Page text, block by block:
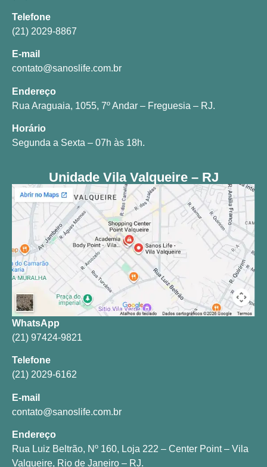
Telefone
(21) 2029-8867
E-mail
contato@sanoslife.com.br
Endereço
Rua Araguaia, 1055, 7º Andar – Freguesia – RJ.
Horário
Segunda a Sexta – 07h às 18h.
Unidade Vila Valqueire – RJ
WhatsApp
(21) 97424-9821
Telefone
(21) 2029-6162
E-mail
contato@sanoslife.com.br
Endereço
Rua Luiz Beltrão, Nº 160, Loja 222 – Center Point – Vila
Valqueire, Rio de Janeiro – RJ.